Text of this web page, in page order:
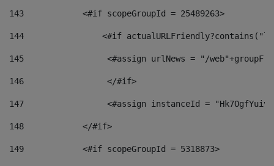
143
            <#if scopeGroupId = 25489263>
144
<#if
145
<#assign urlNews = "/
146
                 </#if>
147
<#assign instanceId =
148
            </#if>
149
            <#if scopeGroupId = 5318873>